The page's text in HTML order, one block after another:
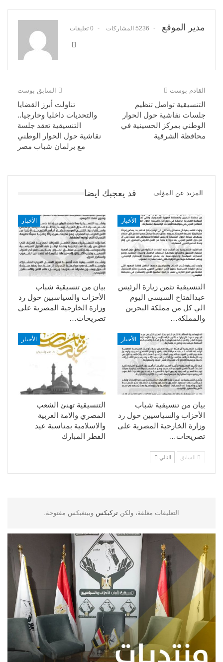
مدير الموقع 5236 المشاركات 0 تعليقات
السابق بوست
تناولت أبرز القضايا
والتحديات داخليا وخارجيا..
التنسيقية تعقد جلسة
نقاشية حول الحوار الوطني
مع برلمان شباب مصر
القادم بوست
التنسيقية تواصل تنظيم
جلسات نقاشية حول الحوار
الوطني بمركز الحسينية في
محافظة الشرقية
قد يعجبك ايضا المزيد عن المؤلف
الأخبار
بيان من تنسيقية شباب
الأحزاب والسياسيين حول رد
وزارة الخارجية المصرية على
تصريحات…
الأخبار
التنسيقية تثمن زيارة الرئيس
عبدالفتاح السيسى اليوم
الي كل من مملكة البحرين
والمملكة…
الأخبار
التنسيقية تهنئ الشعب
المصري والامة العربية
والاسلامية بمناسبة عيد
الفطر المبارك
الأخبار
بيان من تنسيقية شباب
الأحزاب والسياسيين حول رد
وزارة الخارجية المصرية على
تصريحات…
السابق التالي
التعليقات مغلقة، ولكن تركبكس وبينغبكس مفتوحة.